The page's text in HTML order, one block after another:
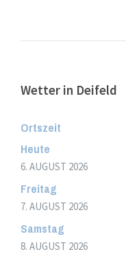
Wetter in Deifeld
Ortszeit
Heute
6. AUGUST 2026
Freitag
7. AUGUST 2026
Samstag
8. AUGUST 2026